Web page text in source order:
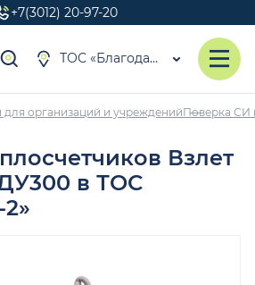
+7(3012) 20-97-20
ТОС «Благодать-2»
для организаций и учрежденийПоверка СИ
Взлет
в ТОС